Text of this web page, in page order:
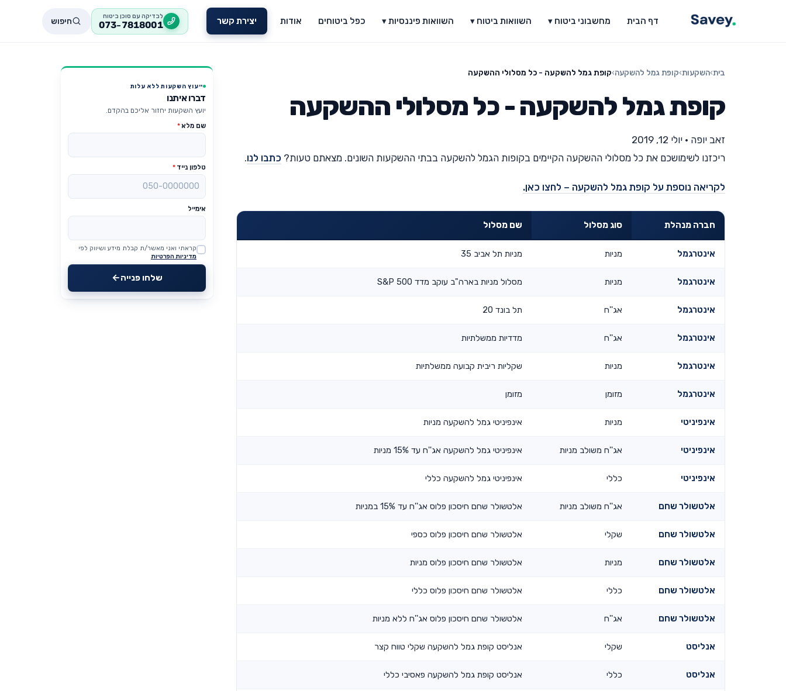
דף הבית מחשבוני ביטוח ▾ השוואות ביטוח ▾ השוואות פיננסיות ▾ כפל ביטוחים אודות יצירת קשר לבדיקה עם סוכן ביטוח
073-7818001 חיפוש
בית›השקעות›קופת גמל להשקעה›קופת גמל להשקעה - כל מסלולי ההשקעה
קופת גמל להשקעה - כל מסלולי ההשקעה
זאב יופה • יולי 12, 2019
ריכזנו לשימושכם את כל מסלולי ההשקעה הקיימים בקופות הגמל להשקעה בבתי ההשקעות השונים. מצאתם טעות? כתבו לנו.
לקריאה נוספת על קופת גמל להשקעה – לחצו כאן.
חברה מנהלת סוג מסלול שם מסלול
אינטרגמל מניות מניות תל אביב 35
אינטרגמל מניות מסלול מניות בארה"ב עוקב מדד S&P 500
אינטרגמל אג''ח תל בונד 20
אינטרגמל אג''ח מדדיות ממשלתיות
אינטרגמל מניות שקליות ריבית קבועה ממשלתיות
אינטרגמל מזומן מזומן
אינפיניטי מניות אינפיניטי גמל להשקעה מניות
אינפיניטי אג''ח משולב מניות אינפיניטי גמל להשקעה אג''ח עד 15% מניות
אינפיניטי כללי אינפיניטי גמל להשקעה כללי
אלטשולר שחם אג''ח משולב מניות אלטשולר שחם חיסכון פלוס אג''ח עד 15% במניות
אלטשולר שחם שקלי אלטשולר שחם חיסכון פלוס כספי
אלטשולר שחם מניות אלטשולר שחם חיסכון פלוס מניות
אלטשולר שחם כללי אלטשולר שחם חיסכון פלוס כללי
אלטשולר שחם אג''ח אלטשולר שחם חיסכון פלוס אג''ח ללא מניות
אנליסט שקלי אנליסט קופת גמל להשקעה שקלי טווח קצר
אנליסט כללי אנליסט קופת גמל להשקעה פאסיבי כללי
ייעוץ השקעות ללא עלות
דברו איתנו
יועץ השקעות יחזור אליכם בהקדם.
שם מלא*
טלפון נייד *
אימייל
Website
קראתי ואני מאשר/ת קבלת מידע ושיווק לפי
מדיניות הפרטיות
שלחו פנייה